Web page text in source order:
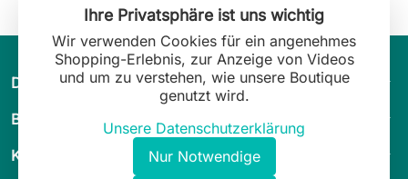
Die Welt von Leilani Lingerie arrow_drop_down
Beratung arrow_drop_down
Kundenservice arrow_drop_down
Ihre Privatsphäre ist uns wichtig
Wir verwenden Cookies für ein angenehmes
Shopping-Erlebnis, zur Anzeige von Videos
und um zu verstehen, wie unsere Boutique
genutzt wird.
Unsere Datenschutzerklärung
Nur Notwendige